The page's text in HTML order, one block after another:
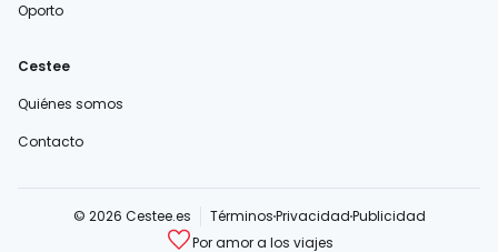
Oporto
Cestee
Quiénes somos
Contacto
© 2026 Cestee.es TérminosPrivacidadPublicidad
Por amor a los viajes